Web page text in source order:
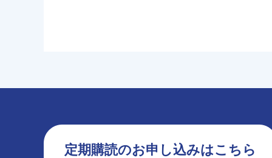
定期購読のお申し込みはこちら